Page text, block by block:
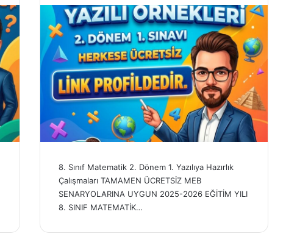
8. Sınıf Matematik 2. Dönem 1. Yazılıya Hazırlık
Çalışmaları TAMAMEN ÜCRETSİZ MEB
SENARYOLARINA UYGUN 2025-2026 EĞİTİM YILI
8. SINIF MATEMATİK…